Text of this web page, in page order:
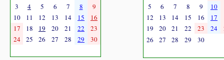
3
4 5 6 7 8
9
10
11 12 13 14 15
16
17
18 19 20 21 22
23
24
25 26 27 28 29 30
5
6 7 8 9 10
12
13 14 15 16 17
19
20 21 22 23 24
26
27 28 29 30